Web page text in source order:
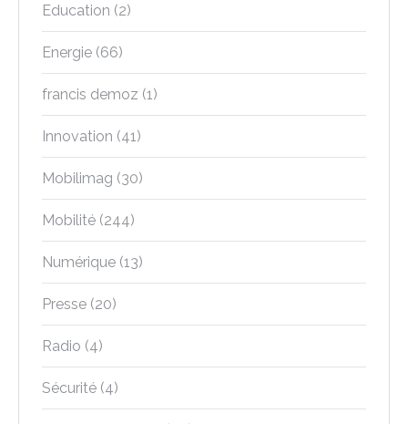
Education (2)
Energie (66)
francis demoz (1)
Innovation (41)
Mobilimag (30)
Mobilité (244)
Numérique (13)
Presse (20)
Radio (4)
Sécurité (4)